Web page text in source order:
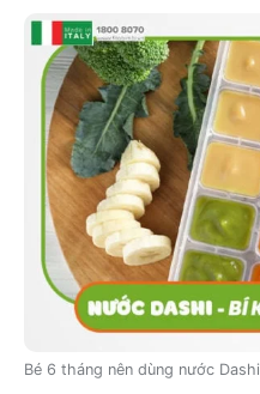
Bé 6 tháng nên dùng nước